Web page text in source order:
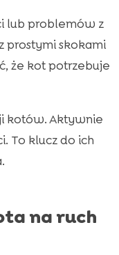
lub problemów z
prostymi skokami
że kot potrzebuje
kotów. Aktywnie
To klucz do ich
na ruch